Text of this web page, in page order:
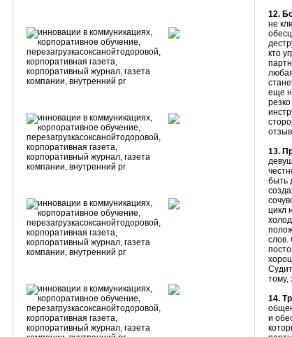
12.
не
кто
еще
13.
быть
цикл
слов.
тому,
14.
и